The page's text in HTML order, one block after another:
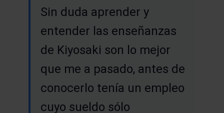
Sin duda aprender y
entender las enseñanzas
de Kiyosaki son lo mejor
que me a pasado, antes de
conocerlo tenía un empleo
cuyo sueldo sólo